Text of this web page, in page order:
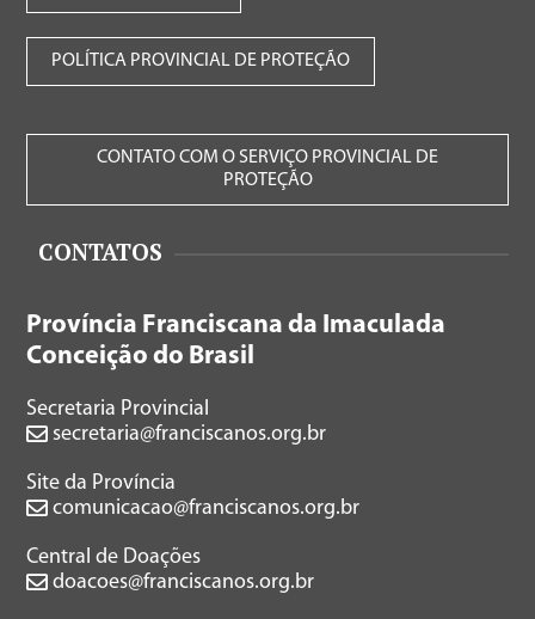
POLÍTICA PROVINCIAL DE PROTEÇÃO
CONTATO COM O SERVIÇO PROVINCIAL DE
PROTEÇÃO
CONTATOS
Província Franciscana da Imaculada
Conceição do Brasil
Secretaria Provincial
secretaria@franciscanos.org.br
Site da Província
comunicacao@franciscanos.org.br
Central de Doações
doacoes@franciscanos.org.br